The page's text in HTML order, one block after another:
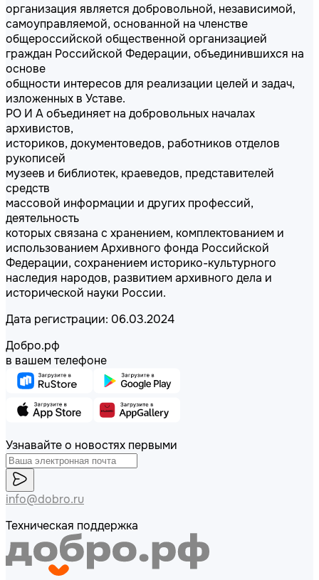
организация является добровольной, независимой,
самоуправляемой, основанной на членстве
общероссийской общественной организацией
граждан Российской Федерации, объединившихся на
основе
общности интересов для реализации целей и задач,
изложенных в Уставе.
РО И А объединяет на добровольных началах
архивистов,
историков, документоведов, работников отделов
рукописей
музеев и библиотек, краеведов, представителей
средств
массовой информации и других профессий,
деятельность
которых связана с хранением, комплектованием и
использованием Архивного фонда Российской
Федерации, сохранением историко-культурного
наследия народов, развитием архивного дела и
исторической науки России.
Дата регистрации: 06.03.2024
Добро.рф
в вашем телефоне
Узнавайте о новостях первыми
info@dobro.ru
Техническая поддержка